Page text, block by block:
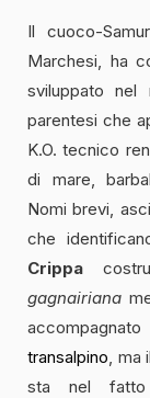
Il cuoco-
Marchesi, ha
sviluppato nel
parentesi che
K.O. tecnico
di mare,
Nomi brevi,
che
Crippa
gagnairiana
transalpino, ma
sta nel